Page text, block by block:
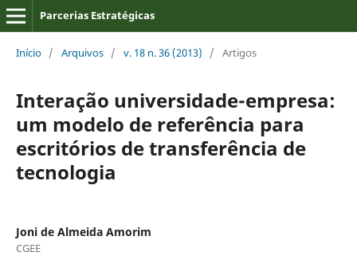
Parcerias Estratégicas
Início / Arquivos / v. 18 n. 36 (2013) / Artigos
Interação universidade-empresa:
um modelo de referência para
escritórios de transferência de
tecnologia
Joni de Almeida Amorim
CGEE